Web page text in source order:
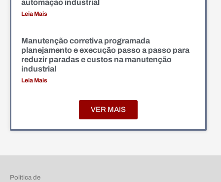
automação industrial
Leia Mais
Manutenção corretiva programada
planejamento e execução passo a passo para
reduzir paradas e custos na manutenção
industrial
Leia Mais
VER MAIS
Política de